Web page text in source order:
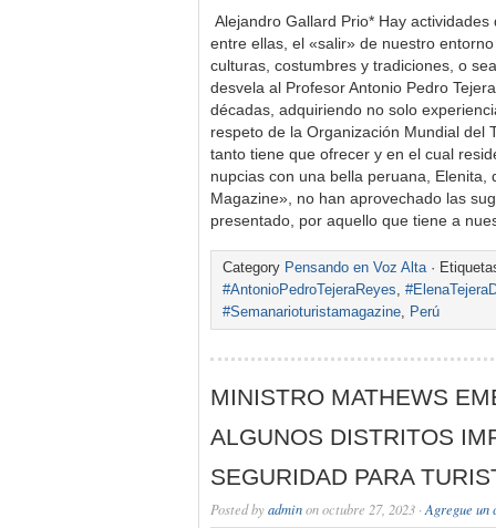
Alejandro Gallard Prio* Hay
entre ellas, el «salir» de nuestro
culturas, costumbres y tradiciones, o
desvela al Profesor Antonio Pedro
décadas, adquiriendo no solo
respeto de la Organización Mundial del
tanto tiene que ofrecer y en el cual
nupcias con una bella peruana, Elenita,
Magazine», no han aprovechado las
presentado, por aquello que tiene a
Category Pensando en Voz Alta·
#AntonioPedroTejeraReyes,
#Semanarioturistamagazine, Perú
MINISTRO MATHEWS
ALGUNOS DISTRITOS
SEGURIDAD PARA
Posted byadminon octubre 27, 2023 · Agregue un